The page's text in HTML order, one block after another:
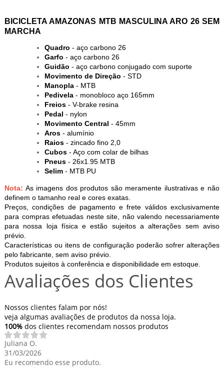
BICICLETA AMAZONAS MTB MASCULINA ARO 26 SEM
MARCHA
Quadro - aço carbono 26
Garfo - aço carbono 26
Guidão - aço carbono conjugado com suporte
Movimento de Direção - STD
Manopla - MTB
Pedivela - monobloco aço 165mm
Freios- V-brake resina
Pedal - nylon
Movimento Central - 45mm
Aros- alumínio
Raios- zincado fino 2,0
Cubos- Aço com colar de bilhas
Pneus- 26x1.95 MTB
Selim- MTB PU
Nota: As imagens dos produtos são meramente ilustrativas e não
definem o tamanho real e cores exatas.
Preços, condições de pagamento e frete válidos exclusivamente
para compras efetuadas neste site, não valendo necessariamente
para nossa loja física e estão sujeitos a alterações sem aviso
prévio.
Características ou itens de configuração poderão sofrer alterações
pelo fabricante, sem aviso prévio.
Produtos sujeitos à conferência e disponibilidade em estoque.
Avaliações dos Clientes
Nossos clientes falam por nós!
veja algumas avaliações de produtos da nossa loja.
100% dos clientes recomendam nossos produtos
Juliana O.
31/03/2026
Eu recomendo esse produto.